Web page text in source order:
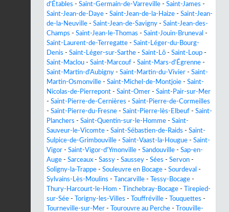
d'Étables - Saint-Germain-de-Varreville - Saint-James -
Saint-Jean-de-Daye - Saint-Jean-de-la-Haize - Saint-Jean-
de-la-Neuville - Saint-Jean-de-Savigny - Saint-Jean-des-
Champs - Saint-Jean-le-Thomas - Saint-Jouin-Bruneval -
Saint-Laurent-de-Terregatte - Saint-Léger-du-Bourg-
Denis - Saint-Léger-sur-Sarthe - Saint-Lô - Saint-Loup -
Saint-Maclou - Saint-Marcouf - Saint-Mars-d'Égrenne -
Saint-Martin-d'Aubigny - Saint-Martin-du-Vivier - Saint-
Martin-Osmonville - Saint-Michel-de-Montjoie - Saint-
Nicolas-de-Pierrepont - Saint-Omer - Saint-Pair-sur-Mer
- Saint-Pierre-de-Cernières - Saint-Pierre-de-Cormeilles
- Saint-Pierre-du-Fresne - Saint-Pierre-lès-Elbeuf - Saint-
Planchers - Saint-Quentin-sur-le-Homme - Saint-
Sauveur-le-Vicomte - Saint-Sébastien-de-Raids - Saint-
Sulpice-de-Grimbouville - Saint-Vaast-la-Hougue - Saint-
Vigor - Saint-Vigor-d'Ymonville - Sandouville - Sap-en-
Auge - Sarceaux - Sassy - Saussey - Sées - Servon -
Soligny-la-Trappe - Souleuvre en Bocage - Sourdeval -
Sylvains-Lès-Moulins - Tancarville - Tessy-Bocage -
Thury-Harcourt-le-Hom - Tinchebray-Bocage -
Tirepied-
sur-Sée - Torigny-les-Villes - Touffréville - Touquettes -
Tourneville-sur-Mer - Tourouvre au Perche -
Trouville-